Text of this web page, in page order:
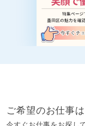
ご希望のお仕事